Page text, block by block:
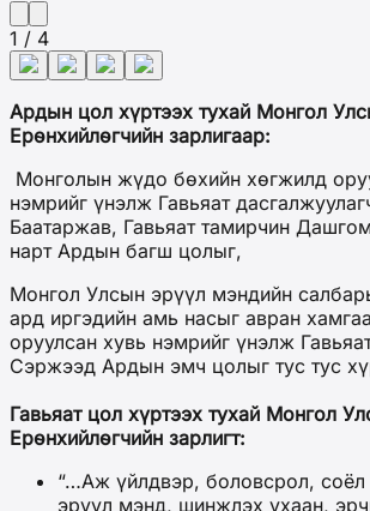
1 / 4
Ардын цол хүртээх тухай Монгол
Ерөнхийлөгчийн зарлигаар:
Монголын жүдо бөхийн хөгжилд
нэмрийг үнэлж Гавьяат
Баатаржав, Гавьяат тамирчин
нарт Ардын багш цолыг,
Монгол Улсын эрүүл мэндийн
ард иргэдийн амь насыг авран
оруулсан хувь нэмрийг үнэлж
Сэржээд Ардын эмч цолыг тус тус
Гавьяат цол хүртээх тухай Монгол
Ерөнхийлөгчийн зарлигт:
“…Аж үйлдвэр, боловсрол, соёл
эрүүл мэнд, шинжлэх ухаан,